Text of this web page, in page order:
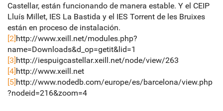
Castellar, están funcionando de manera estable. Y el CEIP
Lluís Millet, IES La Bastida y el IES Torrent de les Bruixes
están en proceso de instalación.
[2]http://www.xeill.net/modules.php?
name=Downloads&d_op=getit&lid=1
[3]http://iespuigcastellar.xeill.net/node/view/263
[4]http://www.xeill.net
[5]http://www.nodedb.com/europe/es/barcelona/view.php
?nodeid=216&zoom=4